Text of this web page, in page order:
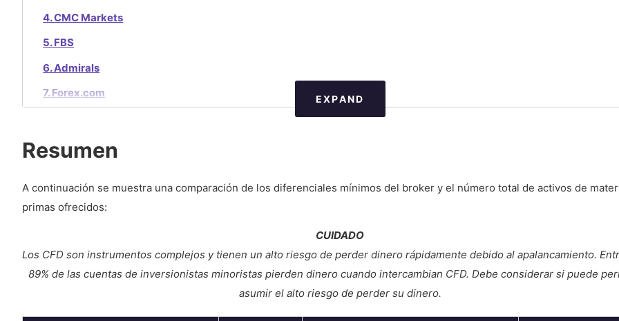
4. CMC Markets
5. FBS
6. Admirals
7. Forex.com
EXPAND
Resumen
A continuación se muestra una comparación de los diferenciales mínimos del broker y el número total de activos de
primas ofrecidos:
CUIDADO
Los CFD son instrumentos complejos y tienen un alto riesgo de perder dinero rápidamente debido al apalancamiento.
89% de las cuentas de inversionistas minoristas pierden dinero cuando intercambian CFD. Debe considerar si puede
asumir el alto riesgo de perder su dinero.